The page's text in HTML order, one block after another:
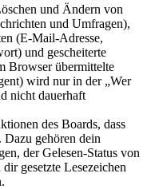
und Ändern von
und Umfragen),
(E-Mail-Adresse,
und gescheiterte
Browser übermittelte
wird nur in der „Wer
nicht dauerhaft
des Boards, dass
Dazu gehören dein
der Gelesen-Status von
gesetzte Lesezeichen